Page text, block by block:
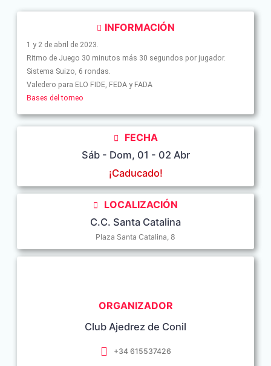
INFORMACIÓN
1 y 2 de abril de 2023.
Ritmo de Juego 30 minutos más 30 segundos por jugador.
Sistema Suizo, 6 rondas.
Valedero para ELO FIDE, FEDA y FADA
Bases del torneo
FECHA
Sáb - Dom, 01 - 02 Abr
¡Caducado!
LOCALIZACIÓN
C.C. Santa Catalina
Plaza Santa Catalina, 8
ORGANIZADOR
Club Ajedrez de Conil
+34 615537426